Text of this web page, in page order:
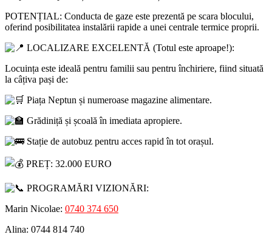
POTENȚIAL: Conducta de gaze este prezentă pe scara blocului,
oferind posibilitatea instalării rapide a unei centrale termice proprii.
LOCALIZARE EXCELENTĂ (Totul este aproape!):
Locuința este ideală pentru familii sau pentru închiriere, fiind situată
la câțiva pași de:
Piața Neptun și numeroase magazine alimentare.
Grădiniță și școală în imediata apropiere.
Stație de autobuz pentru acces rapid în tot orașul.
PREȚ: 32.000 EURO
PROGRAMĂRI VIZIONĂRI:
Marin Nicolae: 0740 374 650
Alina: 0744 814 740